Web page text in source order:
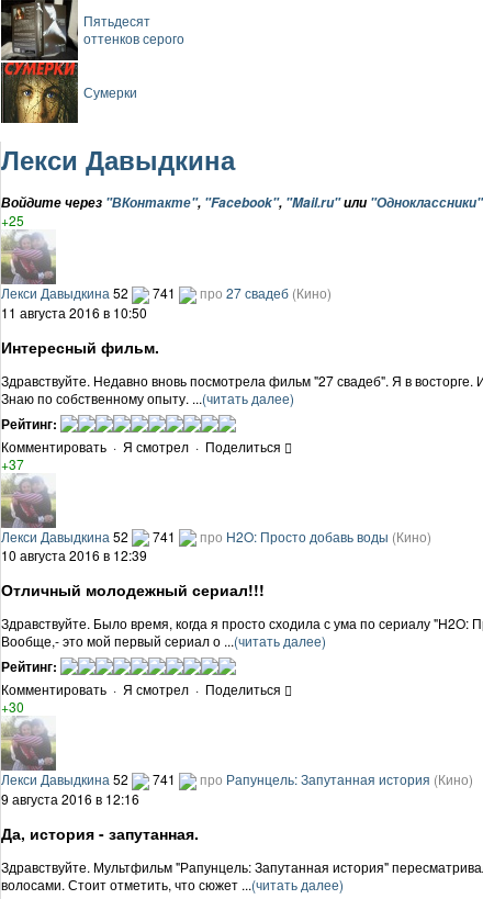
Пятьдесят
оттенков серого
Сумерки
Лекси Давыдкина
Войдите через "ВКонтакте", "Facebook", "Mail.ru"или "Одноклассники"
+25
Лекси Давыдкина 52 741 про 27 свадеб (Кино)
11 августа 2016 в 10:50
Интересный фильм.
Здравствуйте. Недавно вновь посмотрела фильм "27 свадеб". Я в
Знаю по собственному опыту. ...(читать далее)
Рейтинг:
Комментировать · Я смотрел · Поделиться
+37
Лекси Давыдкина 52 741 про H2O: Просто добавь воды (Кино)
10 августа 2016 в 12:39
Отличный молодежный сериал!!!
Здравствуйте. Было время, когда я просто сходила с ума по сериалу
Вообще,- это мой первый сериал о ...(читать далее)
Рейтинг:
Комментировать · Я смотрел · Поделиться
+30
Лекси Давыдкина 52 741 про Рапунцель: Запутанная история (Кино)
9 августа 2016 в 12:16
Да, история - запутанная.
Здравствуйте. Мультфильм "Рапунцель: Запутанная история"
волосами. Стоит отметить, что сюжет ...(читать далее)